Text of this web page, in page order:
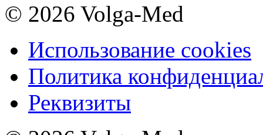
© 2026 Volga-Med
Использование cookies
Политика
Реквизиты